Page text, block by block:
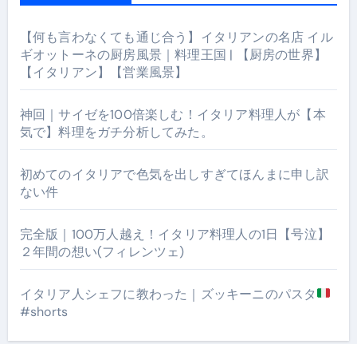
【何も言わなくても通じ合う】イタリアンの名店 イル
ギオットーネの厨房風景｜料理王国 | 【厨房の世界】
【イタリアン】【営業風景】
神回｜サイゼを100倍楽しむ！イタリア料理人が【本
気で】料理をガチ分析してみた。
初めてのイタリアで色気を出しすぎてほんまに申し訳
ない件
完全版｜100万人越え！イタリア料理人の1日【号泣】
２年間の想い(フィレンツェ)
イタリア人シェフに教わった｜ズッキーニのパスタ
#shorts